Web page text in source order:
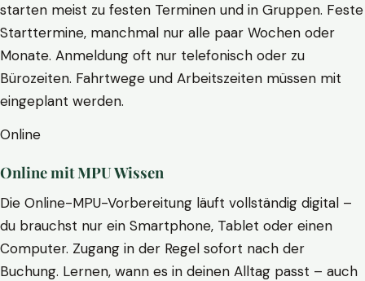
starten meist zu festen Terminen und in Gruppen. Feste
Starttermine, manchmal nur alle paar Wochen oder
Monate. Anmeldung oft nur telefonisch oder zu
Bürozeiten. Fahrtwege und Arbeitszeiten müssen mit
eingeplant werden.
Online
Online mit MPU Wissen
Die Online-MPU-Vorbereitung läuft vollständig digital –
du brauchst nur ein Smartphone, Tablet oder einen
Computer. Zugang in der Regel sofort nach der
Buchung. Lernen, wann es in deinen Alltag passt – auch